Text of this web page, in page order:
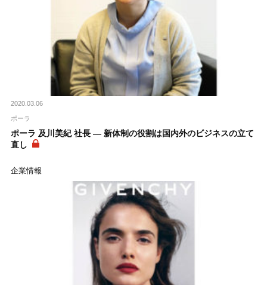
2020.03.06
ポーラ
ポーラ 及川美紀 社長 ― 新体制の役割は国内外のビジネスの立て
直し
企業情報